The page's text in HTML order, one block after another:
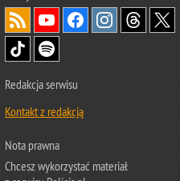
Redakcja serwisu
Kontakt z redakcją
Nota prawna
Chcesz wykorzystać materiał